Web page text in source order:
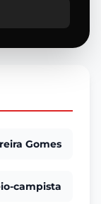
Gomes
campista